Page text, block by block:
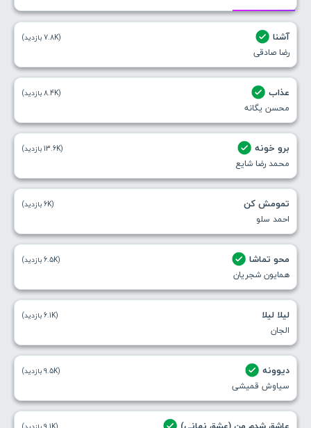
آشنا
رضا صادقی
(7.8K بازدید)
عذاب
محسن یگانه
(8.4K بازدید)
برو خونه
محمد رضا شایع
(13.6K بازدید)
تمومش کن
احمد سلو
(6K بازدید)
محو تماشا
همایون شجریان
(6.5K بازدید)
لیلا لیلا
الجان
(6.1K بازدید)
دیوونه
سیاوش قمیشی
(9.5K بازدید)